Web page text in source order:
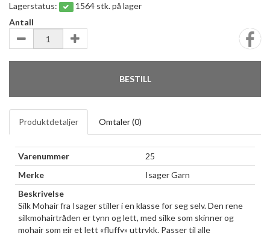
Lagerstatus:
1564 stk. på lager
Antall
BESTILL
Produktdetaljer Omtaler (0)
Varenummer
25
Merke
Isager Garn
Beskrivelse
Silk Mohair fra Isager stiller i en klasse for seg selv. Den rene
silkmohairtråden er tynn og lett, med silke som skinner og
mohair som gir et lett «fluffy» uttrykk. Passer til alle